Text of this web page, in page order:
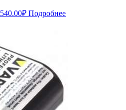
Первоначальная
540.00₽Текущая
цена:
Подробнее